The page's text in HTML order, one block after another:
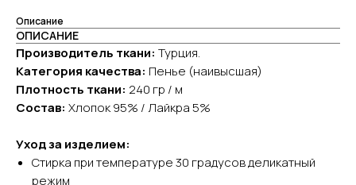
Описание
ОПИСАНИЕ
Производитель ткани: Турция.
Категория качества: Пенье (наивысшая)
Плотность ткани: 240 гр / м
Состав: Хлопок 95% / Лайкра 5%
Уход за изделием:
Стирка при температуре 30 градусов деликатный
режим